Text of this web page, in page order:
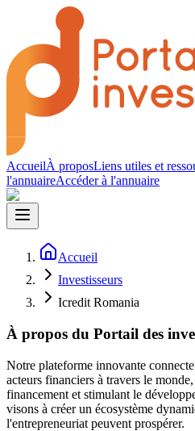
AccueilÀ proposLiens utiles et
l'annuaireAccéder à l'annuaire
Accueil
Investisseurs
Icredit Romania
À propos du Portail des
Notre plateforme innovante
acteurs financiers à travers le
financement et stimulant le
visons à créer un écosystème
l'entrepreneuriat peuvent prospérer.